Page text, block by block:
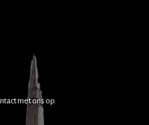
met ons op.